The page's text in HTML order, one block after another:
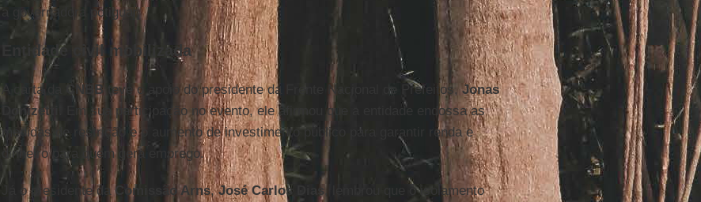
a governadora potiguar.
Entidade civil mobilizada
A carta da CNBB teve o apoio do presidente da Frente Nacional de Prefeitos,Jonas
Donizetti
. Em sua participação no evento, ele afirmou que a entidade endossa as
medidas de restrição e o aumento de investimento público para garantir renda e
dinheiro para quem gera emprego.
Já o presidente daComissão Arns,José Carlos Dias, lembrou que o isolamento